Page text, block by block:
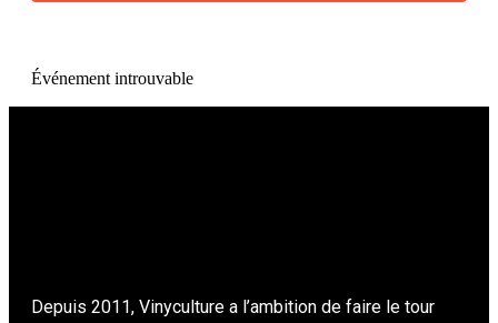
Événement introuvable
Depuis 2011, Vinyculture a l’ambition de faire le tour